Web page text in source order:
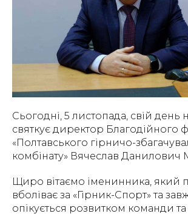
Сьогодні, 5 листопада, свій
святкує директор Благодійного
«Полтавського гірничо-
комбінату» Вячеслав Данилович
Щиро вітаємо іменинника, який
вболіває за «Гірник-Спорт» та
опікується розвитком команди